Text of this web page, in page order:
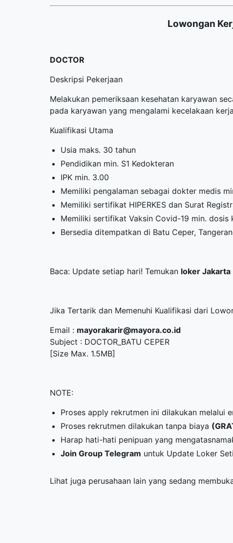
Lowongan
DOCTOR
Deskripsi Pekerjaan
Melakukan pemeriksaan kesehatan karyawan
pada karyawan yang mengalami kecelakaan
Kualifikasi Utama
Usia maks. 30 tahun
Pendidikan min. S1 Kedokteran
IPK min. 3.00
Memiliki pengalaman sebagai dokter medis
Memiliki sertifikat HIPERKES dan Surat
Memiliki sertifikat Vaksin Covid-19 min. dosis
Bersedia ditempatkan di Batu Ceper,
Baca: Update setiap hari! Temukan loker Jakarta
Jika Tertarik dan Memenuhi Kualifikasi dari
Email : mayorakarir@mayora.co.id
Subject : DOCTOR_BATU CEPER
[Size Max. 1.5MB]
NOTE:
Proses apply rekrutmen ini dilakukan melalui
Proses rekrutmen dilakukan tanpa biaya
Harap hati-hati penipuan yang
Join Group Telegram untuk Update Loker
Lihat juga perusahaan lain yang sedang